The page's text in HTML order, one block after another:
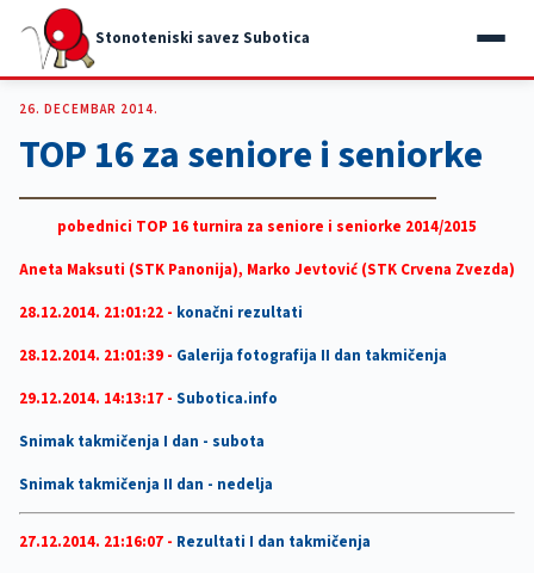
Stonoteniski savez Subotica
26. DECEMBAR 2014.
TOP 16 za seniore i seniorke
pobednici TOP 16 turnira za seniore i seniorke 2014/2015
Aneta Maksuti (STK Panonija), Marko Jevtović (STK Crvena Zvezda)
28.12.2014. 21:01:22 - konačni rezultati
28.12.2014. 21:01:39 - Galerija fotografija II dan takmičenja
29.12.2014. 14:13:17 - Subotica.info
Snimak takmičenja I dan - subota
Snimak takmičenja II dan - nedelja
27.12.2014. 21:16:07 - Rezultati I dan takmičenja